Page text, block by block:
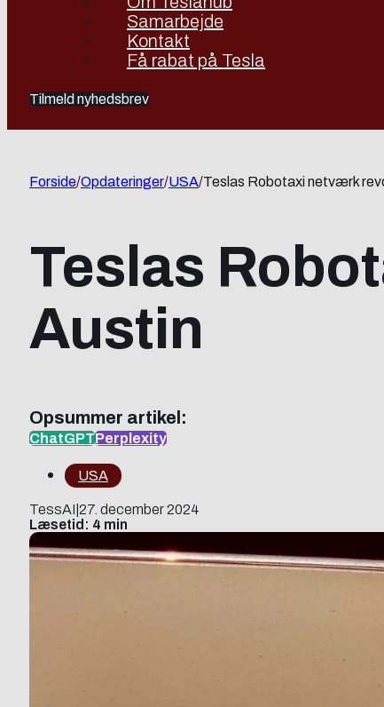
Samarbejde
Kontakt
Få rabat på Tesla
Tilmeld nyhedsbrev
Forside/Opdateringer/USA/Teslas Robotaxi netværk
Teslas
Austin
Opsummer artikel:
ChatGPTPerplexity
USA
TessAI 27. december 2024
Læsetid: 4 min